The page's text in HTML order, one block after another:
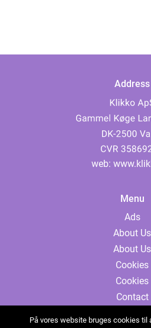
Address
web:
Menu
Ads
About Us
About Us
Cookies
Cookies
Contact
På vores website bruges cookies til